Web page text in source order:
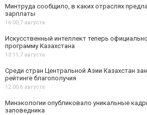
Минтруда сообщило, в каких отраслях
зарплаты
16:00,7 августа
Искусственный интеллект теперь
программу Казахстана
13:11,7 августа
Среди стран Центральной Азии Казахстан
рейтинге благополучия
12:00,6 августа
Минэкологии опубликовало уникальные
заповедника